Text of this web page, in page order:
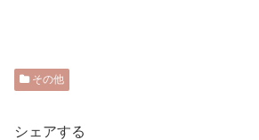
その他
シェアする